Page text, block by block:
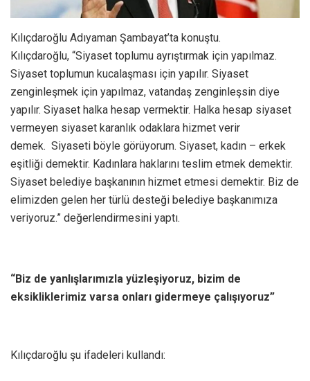
Kılıçdaroğlu Adıyaman Şambayat’ta konuştu.
Kılıçdaroğlu, “Siyaset toplumu ayrıştırmak için yapılmaz.
Siyaset toplumun kucalaşması için yapılır. Siyaset
zenginleşmek için yapılmaz, vatandaş zenginleşsin diye
yapılır. Siyaset halka hesap vermektir. Halka hesap siyaset
vermeyen siyaset karanlık odaklara hizmet verir
demek. Siyaseti böyle görüyorum. Siyaset, kadın – erkek
eşitliği demektir. Kadınlara haklarını teslim etmek demektir.
Siyaset belediye başkanının hizmet etmesi demektir. Biz de
elimizden gelen her türlü desteği belediye başkanımıza
veriyoruz.” değerlendirmesini yaptı.
“Biz de yanlışlarımızla yüzleşiyoruz, bizim de
eksikliklerimiz varsa onları gidermeye çalışıyoruz”
Kılıçdaroğlu şu ifadeleri kullandı: